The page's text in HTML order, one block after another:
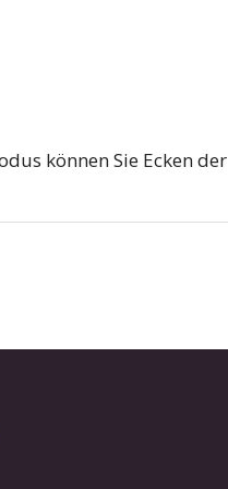
können Sie Ecken der